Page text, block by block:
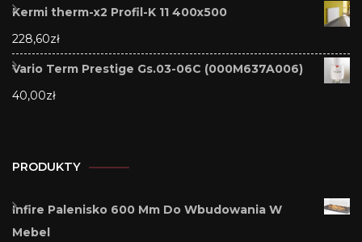
Kermi therm-x2 Profil-K 11 400x500
228,60zł
Vario Term Prestige Gs.03-06C (000M637A006)
40,00zł
PRODUKTY
Infire Palenisko 600 Mm Do Wbudowania W
Mebel